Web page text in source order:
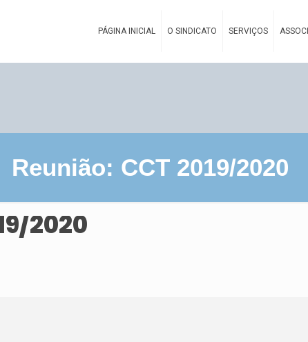
PÁGINA INICIAL O SINDICATO SERVIÇOS
Reunião: CCT 2019/2020
2020